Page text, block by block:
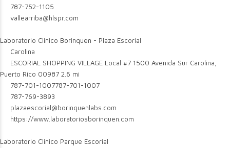
787-752-1105
vallearriba@hlspr.com
Laboratorio Clinico Borinquen - Plaza Escorial
Carolina
ESCORIAL SHOPPING VILLAGE Local #7 1500 Avenida Sur Carolina,
Puerto Rico 00987 2.6 mi
787-701-1007787-701-1007
787-769-3893
plazaescorial@borinquenlabs.com
https://www.laboratoriosborinquen.com
Laboratorio Clinico Parque Escorial